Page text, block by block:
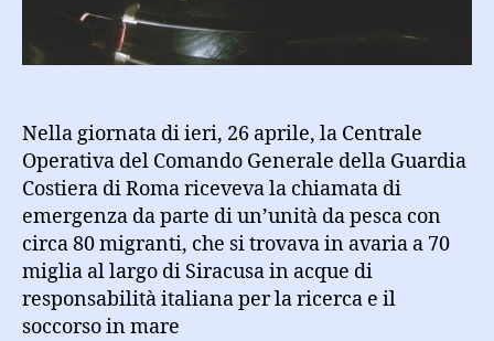
una
donna
in
gravidanza
Nella giornata di ieri, 26 aprile, la Centrale
Operativa del Comando Generale della Guardia
Costiera di Roma riceveva la chiamata di
emergenza da parte di un’unità da pesca con
circa 80 migranti, che si trovava in avaria a 70
miglia al largo di Siracusa in acque di
responsabilità italiana per la ricerca e il
soccorso in mare